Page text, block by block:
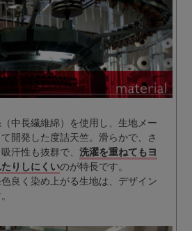
中長繊維綿）を使用し、生地メー
開発した度詰天竺。滑らかで、さ
汗性も抜群で、 洗濯を重ねてもヨ
りしにくいのが特長です。
良く染め上がる生地は、デザイン